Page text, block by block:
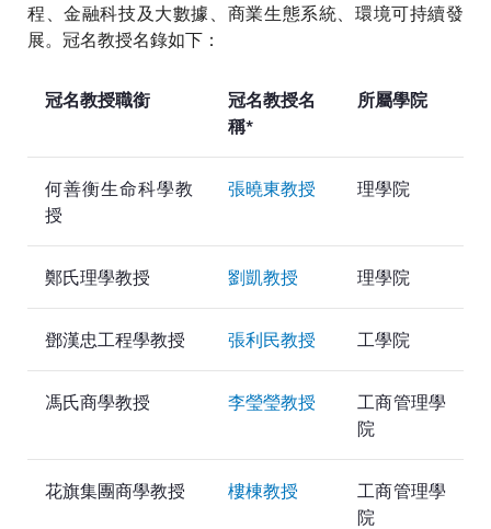
程、金融科技及大數據、商業生態系統、環境可持續發
展。冠名教授名錄如下：
冠名教授職銜
冠名教授名
稱*
所屬學院
何善衡生命科學教
授
張曉東教授 理學院
鄭氏理學教授 劉凱教授 理學院
鄧漢忠工程學教授 張利民教授 工學院
馮氏商學教授 李瑩瑩教授
工商管理學
院
花旗集團商學教授 樓棟教授
工商管理學
院